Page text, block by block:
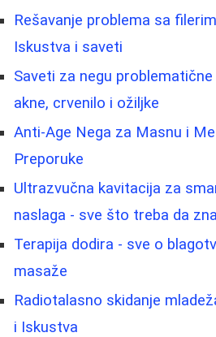
Rešavanje problema sa
Iskustva i saveti
Saveti za negu
akne, crvenilo i ožiljke
Anti-Age Nega za Masnu i
Preporuke
Ultrazvučna kavitacija za
naslaga - sve što treba da
Terapija dodira - sve o
masaže
Radiotalasno skidanje
i Iskustva